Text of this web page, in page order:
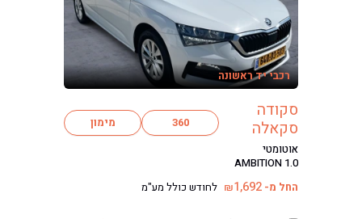
רכבי יד ראשונה
סקודה
סקאלה
אוטומטי
AMBITION 1.0
360 מימון
החל מ- ₪1,692 לחודש כולל מע"מ